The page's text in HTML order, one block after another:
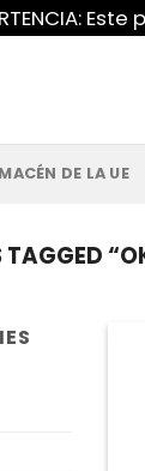
DE LA UE
TAGGED